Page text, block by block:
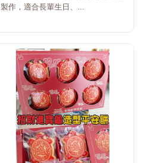
製作，適合長輩生日、...